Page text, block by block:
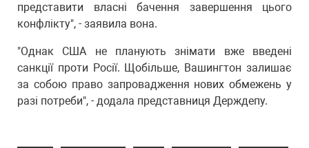
представити власні бачення завершення цього
конфлікту", - заявила вона.
"Однак США не планують знімати вже введені
санкції проти Росії. Щобільше, Вашингтон залишає
за собою право запровадження нових обмежень у
разі потреби", - додала представниця Держдепу.